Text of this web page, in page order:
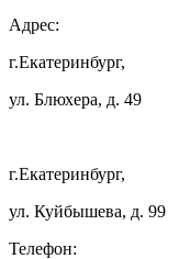
Адрес:
г.Екатеринбург,
ул. Блюхера, д. 49
г.Екатеринбург,
ул. Куйбышева, д. 99
Телефон: